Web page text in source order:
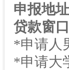
申报地
贷款窗口
*申请人
*申请大